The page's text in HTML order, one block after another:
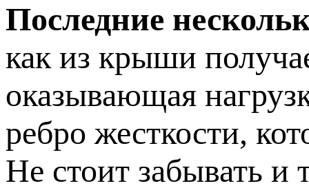
Последние
как из крыши
оказывающая
ребро жесткости,
Не стоит забывать